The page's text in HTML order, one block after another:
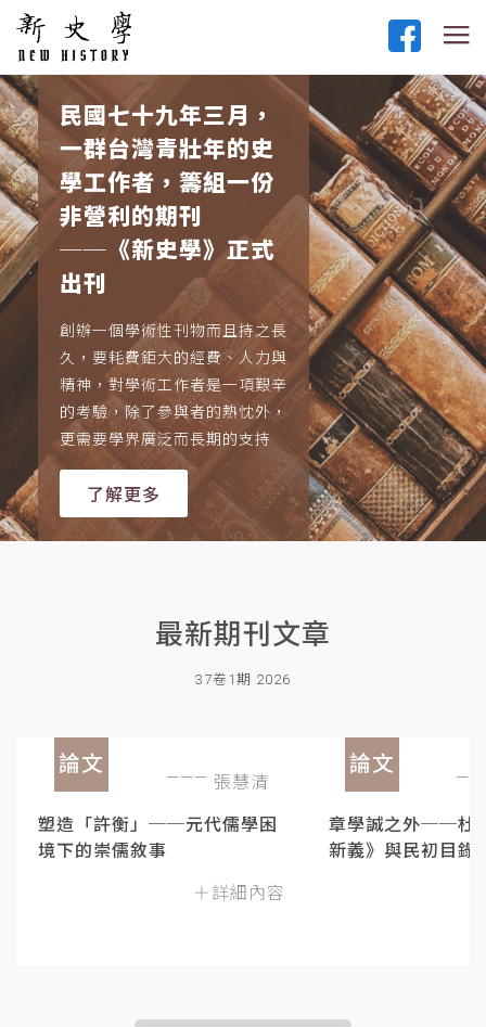
民國七十九年三月，
一群台灣青壯年的史
學工作者，籌組一份
非營利的期刊
──《新史學》正式
出刊
創辦一個學術性刊物而且持之長
久，要耗費鉅大的經費、人力與
精神，對學術工作者是一項艱辛
的考驗，除了參與者的熱忱外，
更需要學界廣泛而長期的支持
了解更多
最新期刊文章
37卷1期 2026
論文
張慧清
塑造「許衡」──元代儒學困
境下的崇儒敘事
＋詳細內容
論文
章學誠之外──杜
新義》與民初目錄